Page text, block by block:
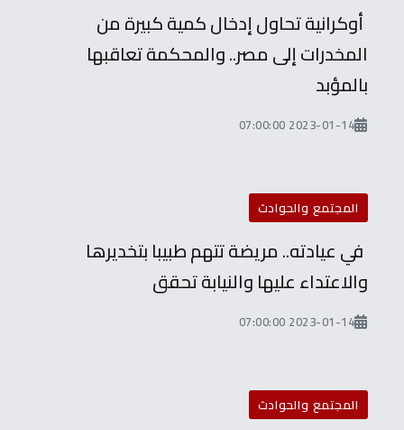
أوكرانية تحاول إدخال كمية كبيرة من
المخدرات إلى مصر.. والمحكمة تعاقبها
بالمؤبد
2023-01-14 07:00:00
المجتمع والحوادث
في عيادته.. مريضة تتهم طبيبا بتخديرها
والاعتداء عليها والنيابة تحقق
2023-01-14 07:00:00
المجتمع والحوادث